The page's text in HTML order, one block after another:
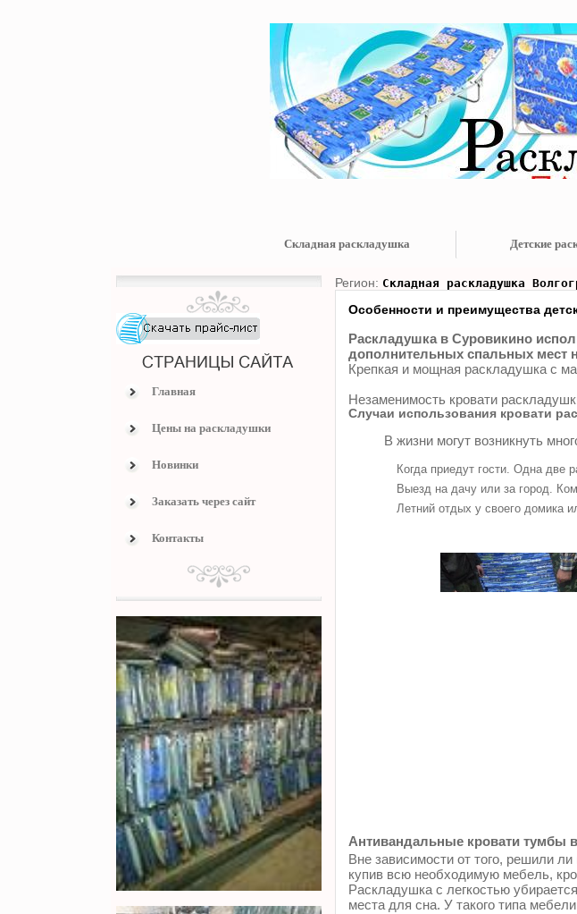
Складная раскладушка Детские
Главная
Цены на раскладушки
Новинки
Заказать через сайт
Контакты
Регион: Складная раскладушка
Особенности и преимущества
Раскладушка в Суровикино
дополнительных спальных мест
Крепкая и мощная раскладушка с
Незаменимость кровати
Случаи использования кровати
В жизни могут возникнуть
Когда приедут гости. Одна две
Выезд на дачу или за город.
Летний отдых у своего домика
Антивандальные кровати тумбы
Вне зависимости от того, решили
купив всю необходимую мебель,
Раскладушка с легкостью
места для сна. У такого типа